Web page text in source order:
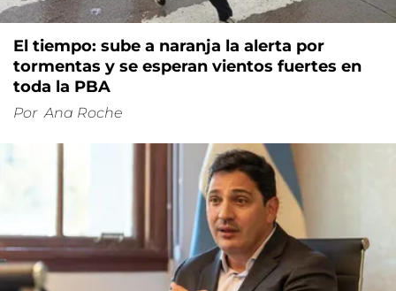
El tiempo: sube a naranja la alerta por
tormentas y se esperan vientos fuertes en
toda la PBA
Por Ana Roche